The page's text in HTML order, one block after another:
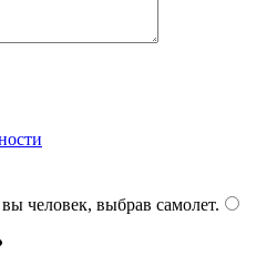
человек, выбрав самолет.